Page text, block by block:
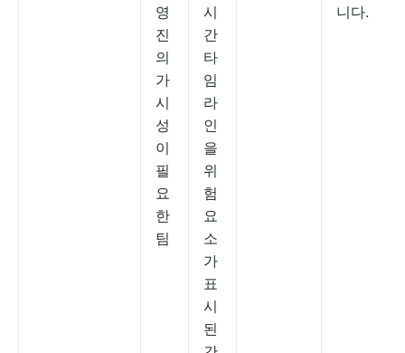
영
진
의
가
시
성
이
필
요
한
팀
시
간
타
임
라
인
을
위
험
요
소
가
표
시
된
니다.